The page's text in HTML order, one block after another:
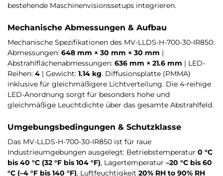
bestehende Maschinenvisionssetups integrieren.
Mechanische Abmessungen & Aufbau
Mechanische Spezifikationen des MV-LLDS-H-700-30-IR850:
Abmessungen: 648 mm × 30 mm × 30 mm |
Abstrahlflächenabmessungen: 636 mm × 21.6 mm | LED-
Reihen: 4 | Gewicht: 1.14 kg. Diffusionsplatte (PMMA)
inklusive für gleichmäßigere Lichtverteilung. Die 4-reihige
LED-Anordnung sorgt für besonders hohe und
gleichmäßige Leuchtdichte über das gesamte Abstrahlfeld.
Umgebungsbedingungen & Schutzklasse
Das MV-LLDS-H-700-30-IR850 ist für raue
Industrieumgebungen ausgelegt: Betriebstemperatur 0 °C
bis 40 °C (32 °F bis 104 °F), Lagertemperatur –20 °C bis 60
°C (–4 °F bis 140 °F), Luftfeuchtigkeit 20% RH to 90% RH